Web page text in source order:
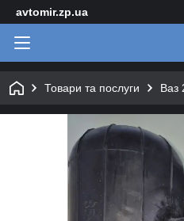
avtomir.zp.ua
Товари та послуги Ваз